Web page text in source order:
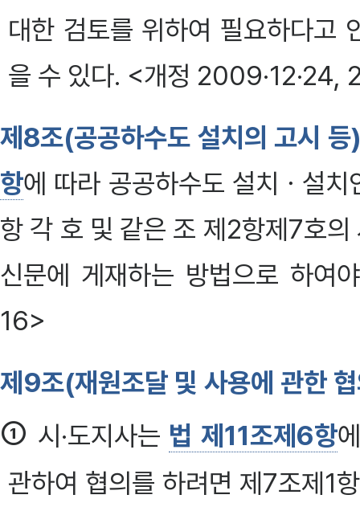
대한 검토를 위하여 필요하다고
을 수 있다. <개정 2009·12·24,
제8조(공공하수도 설치의 고시 등
항에 따라 공공하수도 설치ㆍ설
항 각 호 및 같은 조 제2항제7호
신문에 게재하는 방법으로 하
16>
제9조(재원조달 및 사용에 관한
① 시·도지사는 법 제11조제6항
관하여 협의를 하려면 제7조제1